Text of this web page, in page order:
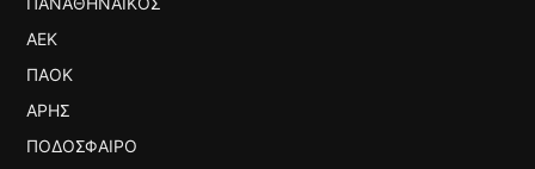
ΑΕΚ
ΠΑΟΚ
ΆΡΗΣ
ΠΟΔΌΣΦΑΙΡΟ